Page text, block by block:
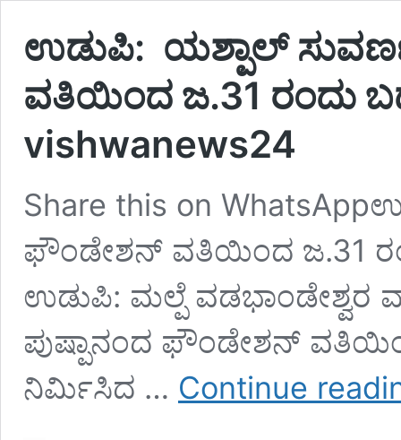
ಉಡುಪಿ: ಯಶ್ಪಾಲ್
ವತಿಯಿಂದ ಜ.31 ರಂದು
vishwanews24
Share this on
ಫೌಂಡೇಶನ್ ವತಿಯಿಂದ ಜ.31
ಉಡುಪಿ: ಮಲ್ಪೆ ವಡಭಾಂಡೇಶ್ವರ
ಪುಷ್ಪಾನಂದ ಫೌಂಡೇಶನ್
ನಿರ್ಮಿಸಿದ … Continue